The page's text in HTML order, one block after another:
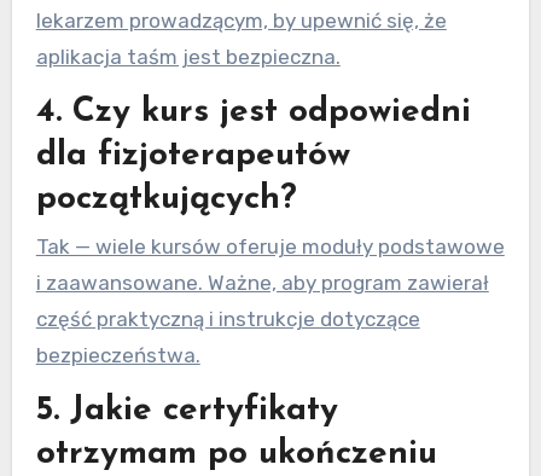
lekarzem prowadzącym, by upewnić się, że
aplikacja taśm jest bezpieczna.
4. Czy kurs jest odpowiedni
dla fizjoterapeutów
początkujących?
Tak — wiele kursów oferuje moduły podstawowe
i zaawansowane. Ważne, aby program zawierał
część praktyczną i instrukcje dotyczące
bezpieczeństwa.
5. Jakie certyfikaty
otrzymam po ukończeniu